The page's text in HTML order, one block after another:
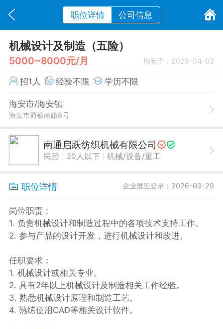
职位详情 公司信息
机械设计及制造（五险）
5000~8000元/月 刷新于：2026-04-03
招1人 经验不限 学历不限
海安市/海安镇
海安市通榆南路8号
南通启跃纺织机械有限公司
民营 20人以下 机械/设备/重工
职位详情 企业最近登录：2026-03-29
岗位职责：
1. 负责机械设计和制造过程中的各项技术支持工作。
2. 参与产品的设计开发，进行机械设计和改进。
任职要求：
1. 机械设计或相关专业。
2. 具有2年以上机械设计及制造相关工作经验。
3. 熟悉机械设计原理和制造工艺。
4. 熟练使用CAD等相关设计软件。